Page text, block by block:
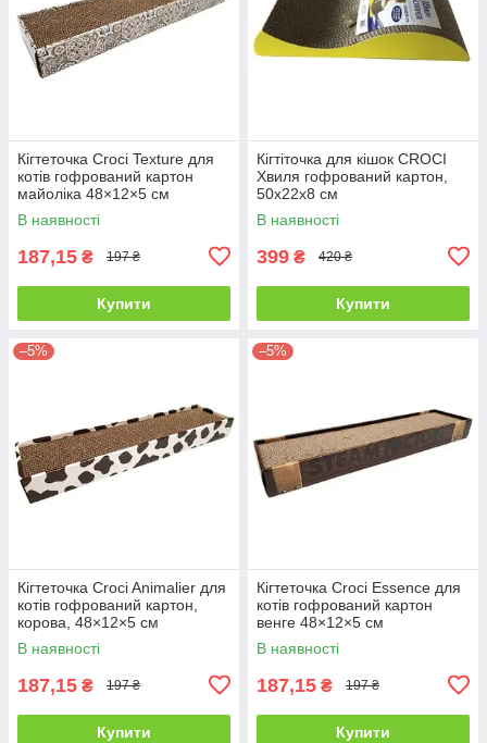
Кігтеточка Croci Texture для
котів гофрований картон
майоліка 48×12×5 см
В наявності
187,15 ₴ 197 ₴
Купити
Кігтіточка для кішок CROCI
Хвиля гофрований картон,
50x22x8 см
В наявності
399 ₴ 420 ₴
Купити
–5%
Кігтеточка Croci Animalier для
котів гофрований картон,
корова, 48×12×5 см
В наявності
187,15 ₴ 197 ₴
Купити
–5%
Кігтеточка Croci Essence для
котів гофрований картон
венге 48×12×5 см
В наявності
187,15 ₴ 197 ₴
Купити